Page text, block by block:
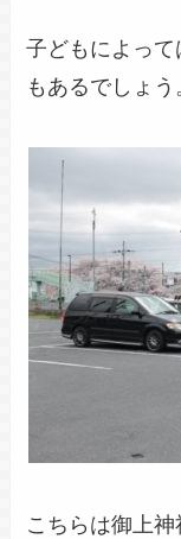
子どもによっ
もあるでしょう
こちらは御上神